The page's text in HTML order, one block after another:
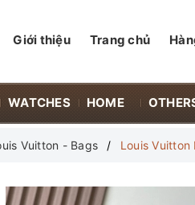
Giới thiệu Trang chủ
WATCHES HOME
Vuitton - Bags Louis